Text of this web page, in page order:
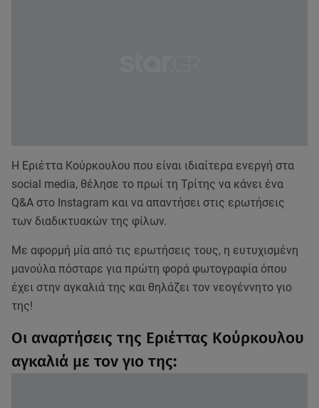
Η Εριέττα Κούρκουλου που είναι ιδιαίτερα ενεργή στα
social media, θέλησε το πρωί τη Τρίτης να κάνει ένα
Q&A στο Instagram και να απαντήσει στις ερωτήσεις
των διαδικτυακών της φίλων.
Με αφορμή μία από τις ερωτήσεις τους, η ευτυχισμένη
μανούλα πόσταρε για πρώτη φορά φωτογραφία όπου
έχει στην αγκαλιά της και θηλάζει τον νεογέννητο γιο
της!
Οι αναρτήσεις της Εριέττας Κούρκουλου
αγκαλιά με τον γιο της: